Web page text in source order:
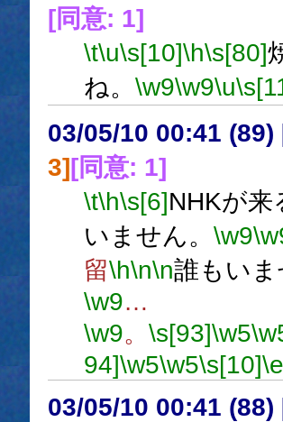
[同意: 1]
\t\u\s[10]\h\s[80]
ね。 \w9\w9\u
03/05/10 00:41 (89)
3][同意: 1]
\t\h\s[6]NHKが来
いません。 \w9
留\h\n\n誰もい
\w9…
\w9。 \s[93]\w5
94]\w5\w5\s[10]\e
03/05/10 00:41 (88)